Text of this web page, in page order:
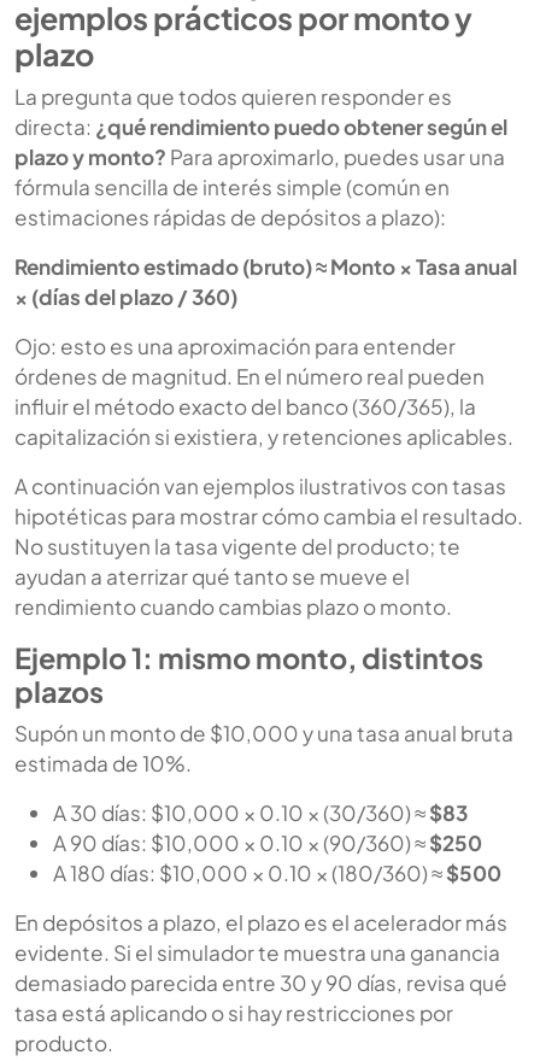
ejemplos prácticos por monto y
plazo
La pregunta que todos quieren responder es
directa: ¿qué rendimiento puedo obtener según el
plazo y monto? Para aproximarlo, puedes usar una
fórmula sencilla de interés simple (común en
estimaciones rápidas de depósitos a plazo):
Rendimiento estimado (bruto) ≈ Monto × Tasa anual
× (días del plazo / 360)
Ojo: esto es una aproximación para entender
órdenes de magnitud. En el número real pueden
influir el método exacto del banco (360/365), la
capitalización si existiera, y retenciones aplicables.
A continuación van ejemplos ilustrativos con tasas
hipotéticas para mostrar cómo cambia el resultado.
No sustituyen la tasa vigente del producto; te
ayudan a aterrizar qué tanto se mueve el
rendimiento cuando cambias plazo o monto.
Ejemplo 1: mismo monto, distintos
plazos
Supón un monto de $10,000 y una tasa anual bruta
estimada de 10%.
A 30 días: $10,000 × 0.10 × (30/360) ≈$83
A 90 días: $10,000 × 0.10 × (90/360) ≈$250
A 180 días: $10,000 × 0.10 × (180/360) ≈$500
En depósitos a plazo, el plazo es el acelerador más
evidente. Si el simulador te muestra una ganancia
demasiado parecida entre 30 y 90 días, revisa qué
tasa está aplicando o si hay restricciones por
producto.